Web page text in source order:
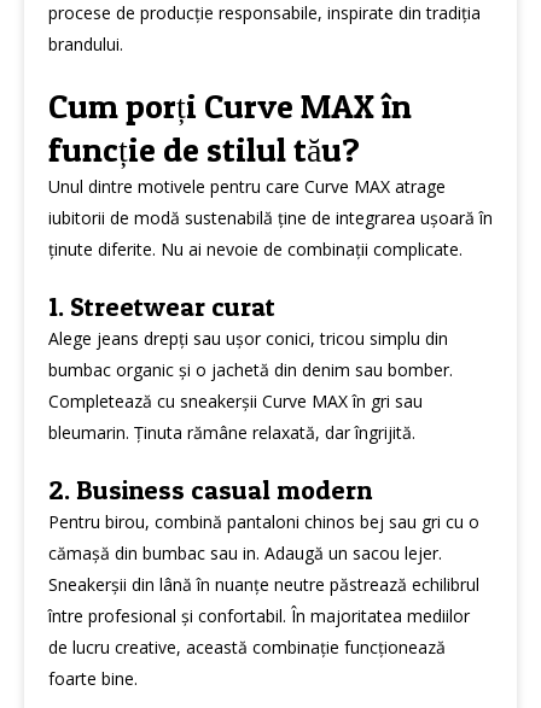
procese de producție responsabile, inspirate din tradiția
brandului.
Cum porți Curve MAX în
funcție de stilul tău?
Unul dintre motivele pentru care Curve MAX atrage
iubitorii de modă sustenabilă ține de integrarea ușoară în
ținute diferite. Nu ai nevoie de combinații complicate.
1. Streetwear curat
Alege jeans drepți sau ușor conici, tricou simplu din
bumbac organic și o jachetă din denim sau bomber.
Completează cu sneakerșii Curve MAX în gri sau
bleumarin. Ținuta rămâne relaxată, dar îngrijită.
2. Business casual modern
Pentru birou, combină pantaloni chinos bej sau gri cu o
cămașă din bumbac sau in. Adaugă un sacou lejer.
Sneakerșii din lână în nuanțe neutre păstrează echilibrul
între profesional și confortabil. În majoritatea mediilor
de lucru creative, această combinație funcționează
foarte bine.